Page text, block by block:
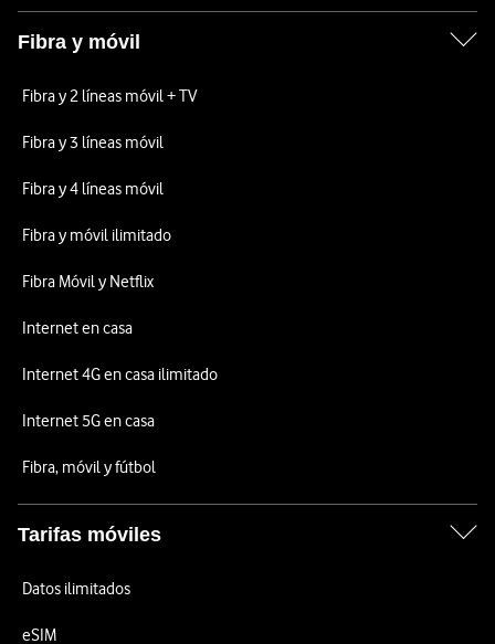
Fibra y móvil
Fibra y 2 líneas móvil + TV
Fibra y 3 líneas móvil
Fibra y 4 líneas móvil
Fibra y móvil ilimitado
Fibra Móvil y Netflix
Internet en casa
Internet 4G en casa ilimitado
Internet 5G en casa
Fibra, móvil y fútbol
Tarifas móviles
Datos ilimitados
eSIM